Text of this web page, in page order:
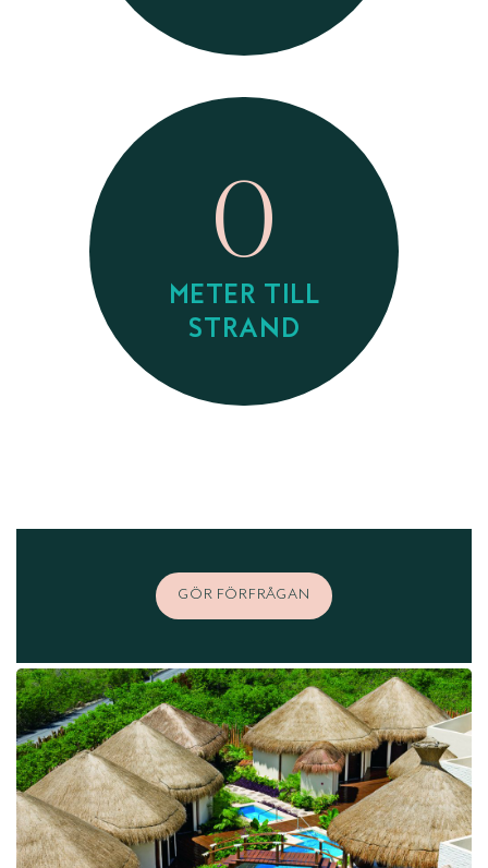
0
METER TILL
STRAND
GÖR FÖRFRÅGAN